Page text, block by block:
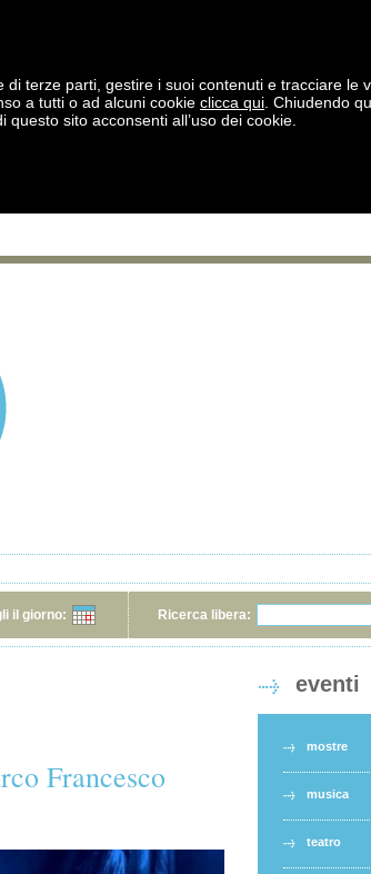
di terze parti, gestire i suoi contenuti e tracciare le
a tutti o ad alcuni cookie clicca qui . Chiudendo
sito acconsenti all’uso dei cookie.
il giorno: Ricerca libera:
Francesco
eventi
mostre
musica
teatro